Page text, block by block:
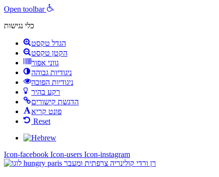
Open toolbar
כלי נגישות
הגדל טקסט
הקטן טקסט
גווני אפור
ניגודיות גבוהה
ניגודיות הפוכה
רקע בהיר
הדגשת קישורים
פונט קריא
Reset
Icon-facebook Icon-users Icon-instagram